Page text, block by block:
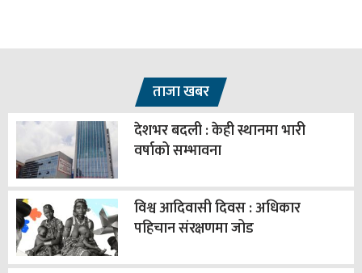
ताजा खबर
देशभर बदली : केही स्थानमा भारी
वर्षाको सम्भावना
विश्व आदिवासी दिवस : अधिकार
पहिचान संरक्षणमा जोड